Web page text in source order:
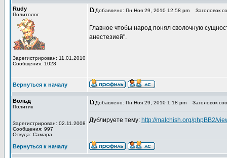
Rudy
Политолог
Зарегистрирован: 11.01.2010
Сообщения: 1028
Добавлено: Пн Ноя 29, 2010 12:58 pm Заголовок
Главное чтобы народ понял сволочную
анестезией".
Вернуться к началу
Вольд
Политик
Зарегистрирован: 02.11.2008
Сообщения: 997
Откуда: Самара
Добавлено: Пн Ноя 29, 2010 1:18 pm Заголовок
Дублируете тему: http://malchish.org/phpBB2/
Вернуться к началу